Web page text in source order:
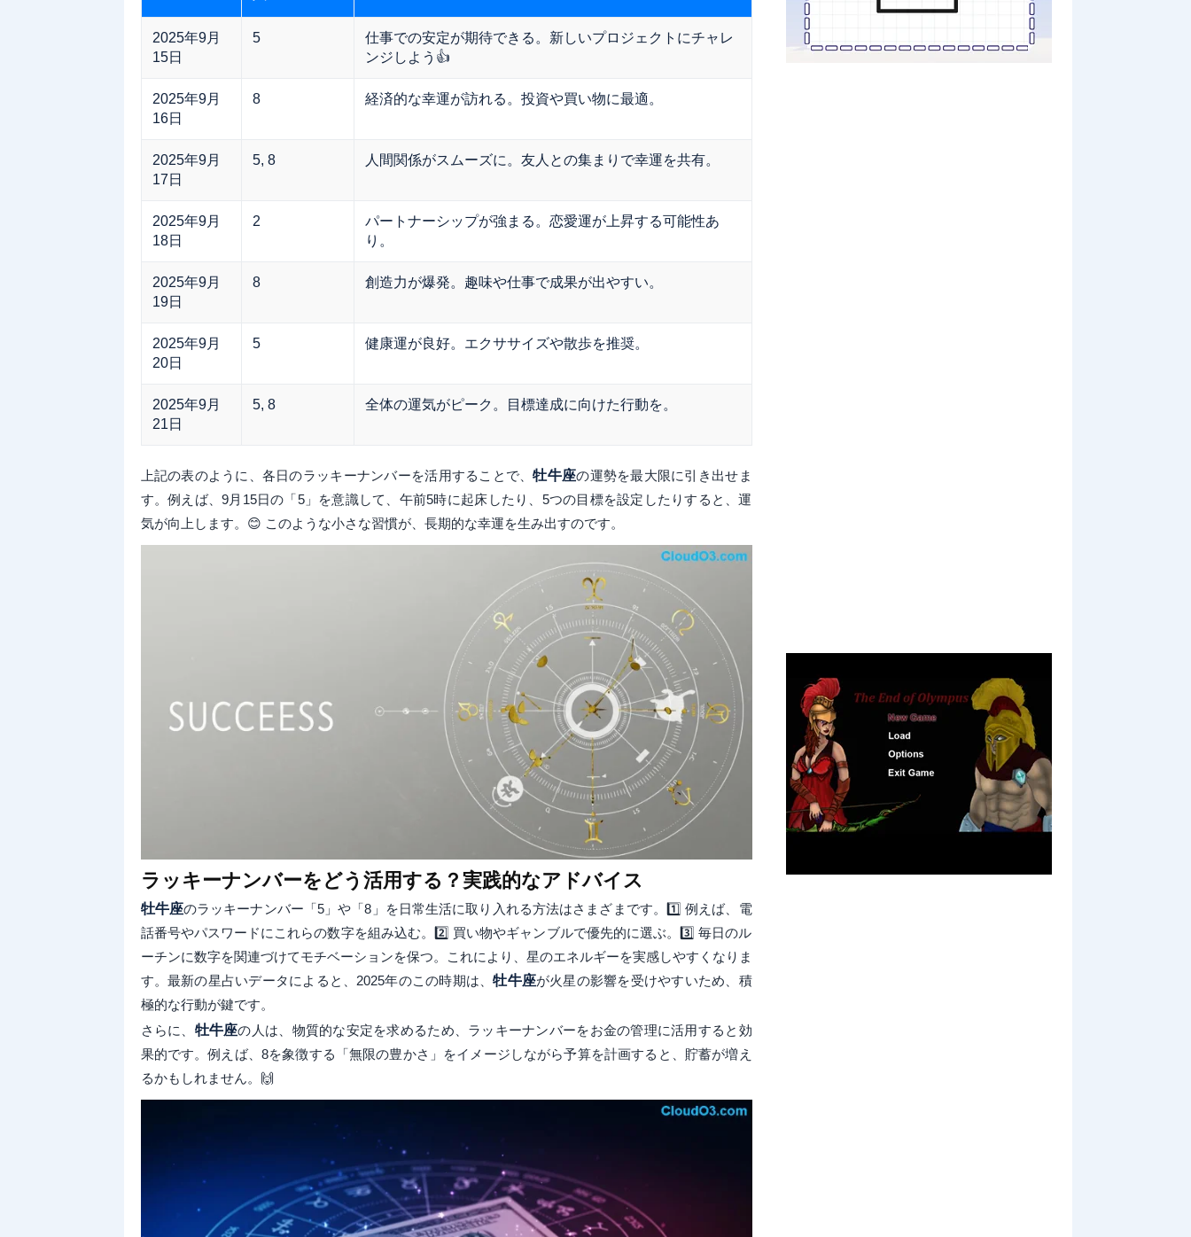
2025年9月
15日
5
仕事での安定が期待できる。新しいプロジェクトにチャレ
ンジしよう👍
2025年9月
16日
8 経済的な幸運が訪れる。投資や買い物に最適。
2025年9月
17日
5, 8 人間関係がスムーズに。友人との集まりで幸運を共有。
2025年9月
18日
2
パートナーシップが強まる。恋愛運が上昇する可能性あ
り。
2025年9月
19日
8 創造力が爆発。趣味や仕事で成果が出やすい。
2025年9月
20日
5 健康運が良好。エクササイズや散歩を推奨。
2025年9月
21日
5, 8 全体の運気がピーク。目標達成に向けた行動を。
上記の表のように、各日のラッキーナンバーを活用することで、牡牛座の運勢を最大限に引き出せま
す。例えば、9月15日の「5」を意識して、午前5時に起床したり、5つの目標を設定したりすると、運
気が向上します。😊 このような小さな習慣が、長期的な幸運を生み出すのです。
ラッキーナンバーをどう活用する？実践的なアドバイス
牡牛座のラッキーナンバー「5」や「8」を日常生活に取り入れる方法はさまざまです。1️⃣ 例えば、電
話番号やパスワードにこれらの数字を組み込む。2️⃣ 買い物やギャンブルで優先的に選ぶ。3️⃣ 毎日のル
ーチンに数字を関連づけてモチベーションを保つ。これにより、星のエネルギーを実感しやすくなりま
す。最新の星占いデータによると、2025年のこの時期は、牡牛座が火星の影響を受けやすいため、積
極的な行動が鍵です。
さらに、 牡牛座の人は、物質的な安定を求めるため、ラッキーナンバーをお金の管理に活用すると効
果的です。例えば、8を象徴する「無限の豊かさ」をイメージしながら予算を計画すると、貯蓄が増え
るかもしれません。🙌